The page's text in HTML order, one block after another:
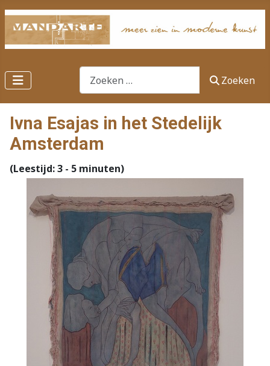
Zoeken Zoeken
Ivna Esajas in het Stedelijk
Amsterdam
(Leestijd: 3 - 5 minuten)